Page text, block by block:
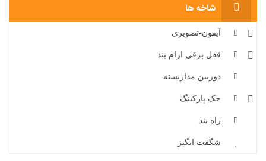
شاخه ها
آیفون-تصویری
قفل برقی ارام بند
دوربین مداربسته
جک پارکینگ
راه بند
شگفت انگیز